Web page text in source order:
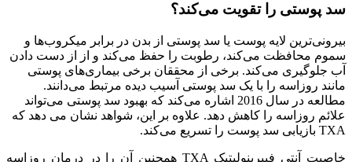
سد پوستی را تقویت می‌کند؟
بیرونی‌ترین لایه پوست یا سد پوستی از بدن در برابر میکروب‌ها و
سموم محافظت می‌کند، رطوبت را حفظ می‌کند و از از دست دادن
آب جلوگیری می‌کند. برخی از محققان برخی بیماری‌های پوستی
مانند روزاسه را با یک سد پوستی آسیب دیده مرتبط می‌دانند.
مطالعه در سال 2016 اشاره می‌کند که بهبود سد پوستی می‌تواند
علائم روزاسه را کاهش دهد. علاوه بر این، شواهد نشان می دهد که
TXA بازیابی سد پوست را تسریع می‌کند.
خاصیت آنتی فیبرینولیتیک TXA همچنین آن را در درمان روزاسه